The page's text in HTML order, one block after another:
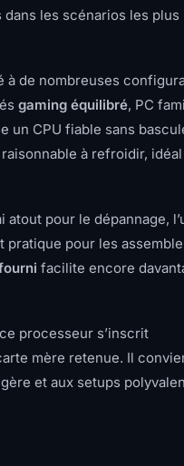
les scénarios les plus
à de nombreuses
gaming équilibré, PC
un CPU fiable sans
à refroidir,
atout pour le dépannage,
pratique pour les
facilite encore
processeur s’inscrit
mère retenue. Il
et aux setups